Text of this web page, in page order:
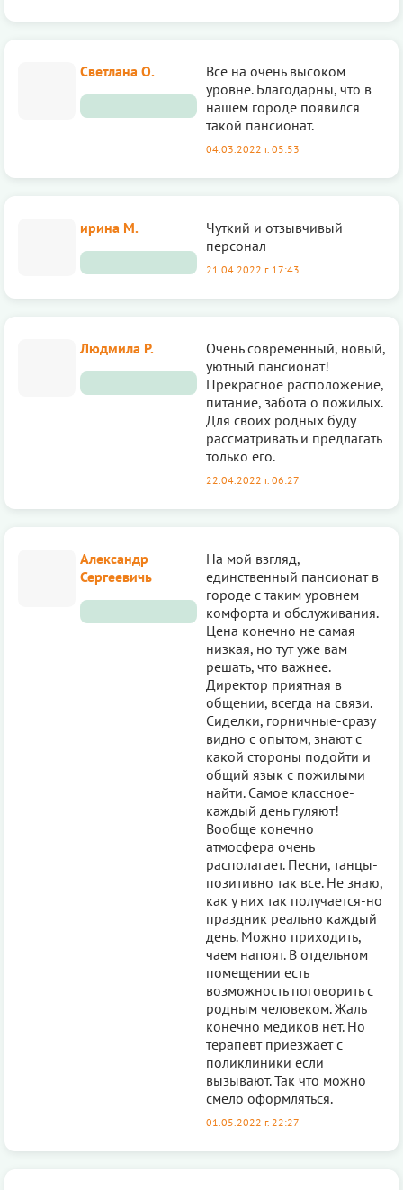
Светлана О.
Все на очень высоком
уровне. Благодарны, что в
нашем городе появился
такой пансионат.
04.03.2022 г. 05:53
ирина М.
Чуткий и отзывчивый
персонал
21.04.2022 г. 17:43
Людмила Р.
Очень современный, новый,
уютный пансионат!
Прекрасное расположение,
питание, забота о пожилых.
Для своих родных буду
рассматривать и предлагать
только его.
22.04.2022 г. 06:27
Александр
Сергеевичь
На мой взгляд,
единственный пансионат в
городе с таким уровнем
комфорта и обслуживания.
Цена конечно не самая
низкая, но тут уже вам
решать, что важнее.
Директор приятная в
общении, всегда на связи.
Сиделки, горничные-сразу
видно с опытом, знают с
какой стороны подойти и
общий язык с пожилыми
найти. Самое классное-
каждый день гуляют!
Вообще конечно
атмосфера очень
располагает. Песни, танцы-
позитивно так все. Не знаю,
как у них так получается-но
праздник реально каждый
день. Можно приходить,
чаем напоят. В отдельном
помещении есть
возможность поговорить с
родным человеком. Жаль
конечно медиков нет. Но
терапевт приезжает с
поликлиники если
вызывают. Так что можно
смело оформляться.
01.05.2022 г. 22:27